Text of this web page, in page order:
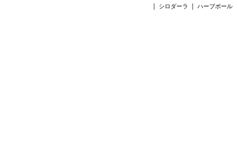
シロダーラ
ハーブボール